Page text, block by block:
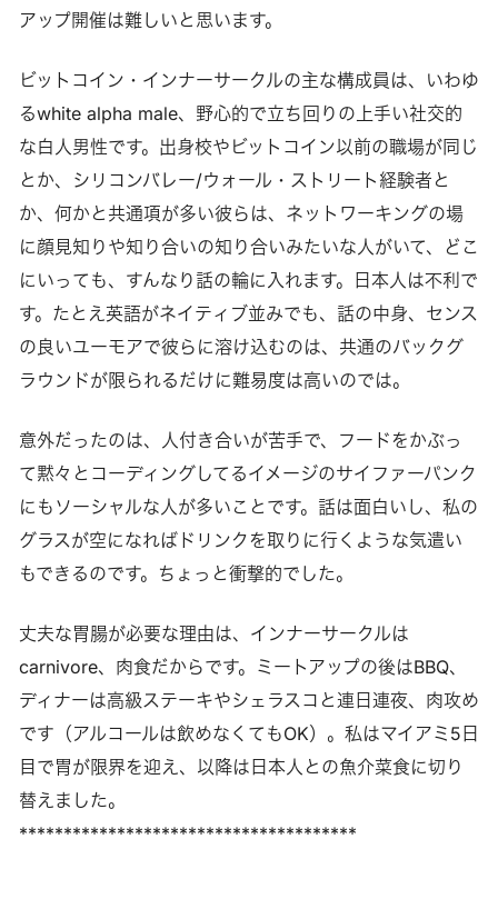
アップ開催は難しいと思います。
ビットコイン・インナーサークルの主な構成員は、いわゆ
るwhite alpha male、野心的で立ち回りの上手い社交的
な白人男性です。出身校やビットコイン以前の職場が同じ
とか、シリコンバレー/ウォール・ストリート経験者と
か、何かと共通項が多い彼らは、ネットワーキングの場
に顔見知りや知り合いの知り合いみたいな人がいて、どこ
にいっても、すんなり話の輪に入れます。日本人は不利で
す。たとえ英語がネイティブ並みでも、話の中身、センス
の良いユーモアで彼らに溶け込むのは、共通のバックグ
ラウンドが限られるだけに難易度は高いのでは。
意外だったのは、人付き合いが苦手で、フードをかぶっ
て黙々とコーディングしてるイメージのサイファーパンク
にもソーシャルな人が多いことです。話は面白いし、私の
グラスが空になればドリンクを取りに行くような気遣い
もできるのです。ちょっと衝撃的でした。
丈夫な胃腸が必要な理由は、インナーサークルは
carnivore、肉食だからです。ミートアップの後はBBQ、
ディナーは高級ステーキやシェラスコと連日連夜、肉攻め
です（アルコールは飲めなくてもOK）。私はマイアミ5日
目で胃が限界を迎え、以降は日本人との魚介菜食に切り
替えました。
**************************************